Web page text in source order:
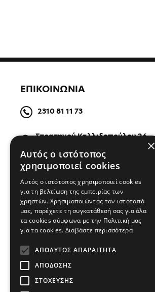
ΕΠΙΚΟΙΝΩΝΙΑ
2310 81 11 73
Στρατηγού Καλλιδοπούλου 26,
×
Αυτός ο ιστότοπος
χρησιμοποιεί cookies
Αυτός ο ιστότοπος χρησιμοποιεί cookies
για τη βελτίωση της εμπειρίας των
χρηστών. Χρησιμοποιώντας τον ιστότοπό
μας, παρέχετε τη συγκατάθεσή σας για όλα
τα cookies σύμφωνα με την Πολιτική μας
για τα cookies. Διαβάστε περισσότερα
ΑΠΟΛΎΤΩΣ ΑΠΑΡΑΊΤΗΤΑ
ΑΠΌΔΟΣΗΣ
ΣΤΌΧΕΥΣΗΣ